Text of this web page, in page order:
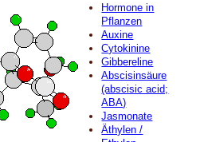
Hormone in
Pflanzen
Auxine
Cytokinine
Gibbereline
Abscisinsäure
(abscisic acid;
ABA)
Jasmonate
Äthylen /